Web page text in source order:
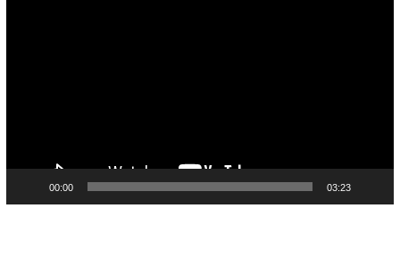
00:00 03:23